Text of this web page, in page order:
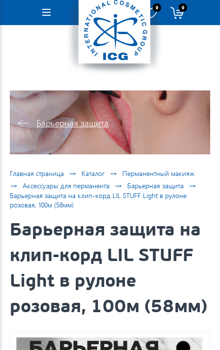
Навигация
0 0
Барьерная защита
Главная страница → Каталог → Перманентный макияж
→ Аксессуары для перманента → Барьерная защита →
Барьерная защита на клип-корд LIL STUFF Light в рулоне
розовая, 100м (58мм)
Барьерная защита на
клип-корд LIL STUFF
Light в рулоне
розовая, 100м (58мм)